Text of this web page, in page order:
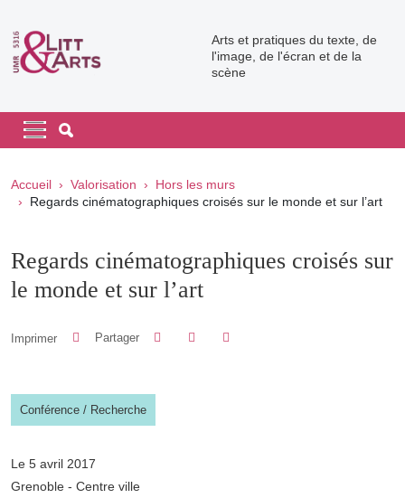
Arts et pratiques du texte, de
l'image, de l'écran et de la
scène
Navigation principale
Navigation principale mobile
Fil d'Ariane
Accueil Valorisation
Hors les murs
Regards cinématographiques croisés sur le monde et sur l’art
Regards cinématographiques croisés sur
le monde et sur l’art
Imprimer Partager Partager sur Facebook
Partager sur LinkedIn
Conférence / Recherche
Le 5 avril 2017
Grenoble - Centre ville